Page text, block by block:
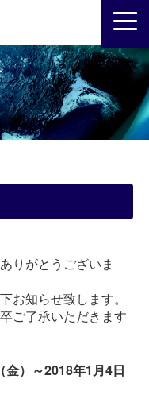
りがとうございま
お知らせ致します。
ご了承いただきます
金）～2018年1月4日